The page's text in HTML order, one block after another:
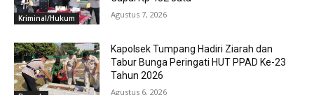
Kriminal/Hukum Agustus 7, 2026
Kapolsek Tumpang Hadiri Ziarah dan
Tabur Bunga Peringati HUT PPAD Ke-23
Tahun 2026
Agustus 6, 2026